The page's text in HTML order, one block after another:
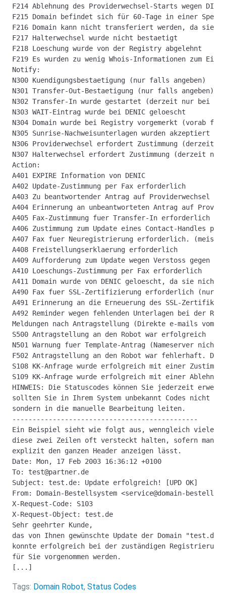
F214 Ablehnung des Providerwechsel-Starts wegen
F215 Domain befindet sich für 60-Tage in einer
F216 Domain kann nicht transferiert werden, da sie
F217 Halterwechsel wurde nicht bestaetigt
F218 Loeschung wurde von der Registry abgelehnt
F219 Es wurden zu wenig Whois-Informationen zum
Notify:
N300 Kuendigungsbestaetigung (nur falls angeben)
N301 Transfer-Out-Bestaetigung (nur falls angeben)
N302 Transfer-In wurde gestartet (derzeit nur bei DE-
N303 WAIT-Eintrag wurde bei DENIC geloescht
N304 Domain wurde bei Registry vorgemerkt (vorab
N305 Sunrise-Nachweisunterlagen wurden akzeptiert
N306 Providerwechsel erfordert Zustimmung (derzeit
N307 Halterwechsel erfordert Zustimmung (derzeit nur
Action:
A401 EXPIRE Information von DENIC
A402 Update-Zustimmung per Fax erforderlich
A403 Zu beantwortender Antrag auf Providerwechsel
A404 Erinnerung an unbeantworteten Antrag auf
A405 Fax-Zustimmung fuer Transfer-In erforderlich
A406 Zustimmung zum Update eines Contact-Handles
A407 Fax fuer Neuregistrierung erforderlich. (meist
A408 Freistellungserklaerung erforderlich
A409 Aufforderung zum Update wegen Verstoss gegen
A410 Loeschungs-Zustimmung per Fax erforderlich
A411 Domain wurde von DENIC geloescht, da sie nicht
A490 Fax fuer SSL-Zertifizierung erforderlich (nur
A491 Erinnerung an die Erneuerung des SSL-
A492 Reminder wegen fehlenden Unterlagen bei der
Meldungen nach Antragstellung (Direkte e-mails vom
S500 Antragstellung an den Robot war erfolgreich
N501 Warnung fuer Template-Antrag (Nameserver
F502 Antragstellung an den Robot war fehlerhaft.
S108 KK-Anfrage wurde erfolgreich mit einer
S109 KK-Anfrage wurde erfolgreich mit einer
HINWEIS: Die Statuscodes können Sie jederzeit
sollten Sie in Ihrem System unbekannt Codes nicht
sondern in die manuelle Bearbeitung leiten.
----------------------------------------------
Ein Beispiel sieht wie folgt aus, wenngleich viele e-
diese zwei Zeilen oft versteckt halten, sofern man
explizit den ganzen Header anzeigen lässt.
Date: Mon, 17 Feb 2003 16:36:12 +0100
To: test@partner.de
Subject: test.de: Update erfolgreich! [UPD OK]
From: Domain-Bestellsystem <service@domain-
X-Request-Code: S103
X-Request-Object: test.de
Sehr geehrter Kunde,
das von Ihnen gewünschte Update der Domain "test.de"
konnte erfolgreich bei der zuständigen
für Sie vorgenommen werden.
[...]
Tags: Domain Robot, Status Codes